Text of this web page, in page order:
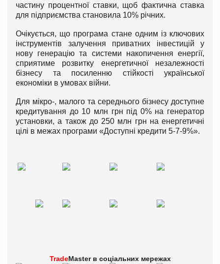
частину процентної ставки, щоб фактична ставка
для підприємства становила 10% річних.
Очікується, що програма стане одним із ключових
інструментів залучення приватних інвестицій у
нову генерацію та системи накопичення енергії,
сприятиме розвитку енергетичної незалежності
бізнесу та посиленню стійкості української
економіки в умовах війни.
Для мікро-, малого та середнього бізнесу доступне
кредитування до 10 млн грн під 0% на генератор
установки, а також до 250 млн грн на енергетичні
цілі в межах програми «Доступні кредити 5-7-9%».
TradeMaster в соціальних мережах